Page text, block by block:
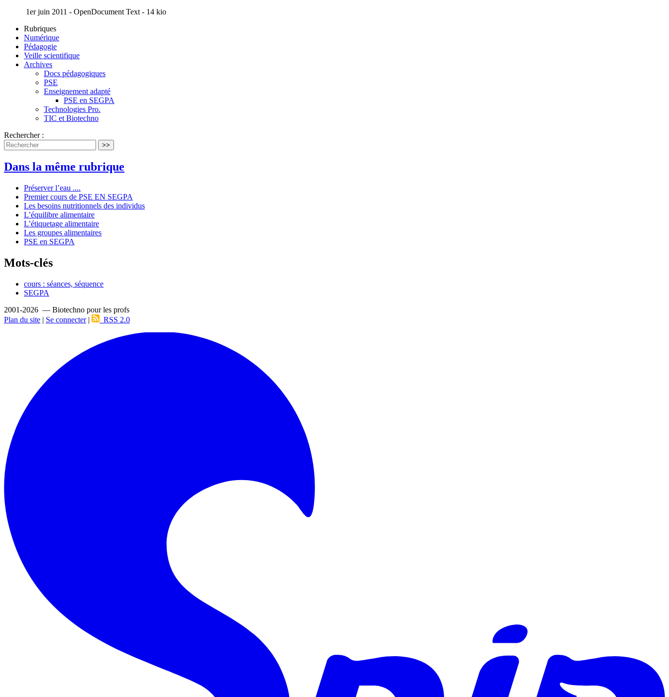
1er juin 2011 - OpenDocument Text - 14 kio
Rubriques
Numérique
Pédagogie
Veille scientifique
Archives
Docs pédagogiques
PSE
Enseignement adapté
PSE en SEGPA
Technologies Pro.
TIC et Biotechno
Rechercher :
>>
Dans la même rubrique
Préserver l’eau ....
Premier cours de PSE EN SEGPA
Les besoins nutritionnels des individus
L’équilibre alimentaire
L’étiquetage alimentaire
Les groupes alimentaires
PSE en SEGPA
Mots-clés
cours : séances, séquence
SEGPA
2001-2026 — Biotechno pour les profs
Plan du site | Se connecter| RSS 2.0